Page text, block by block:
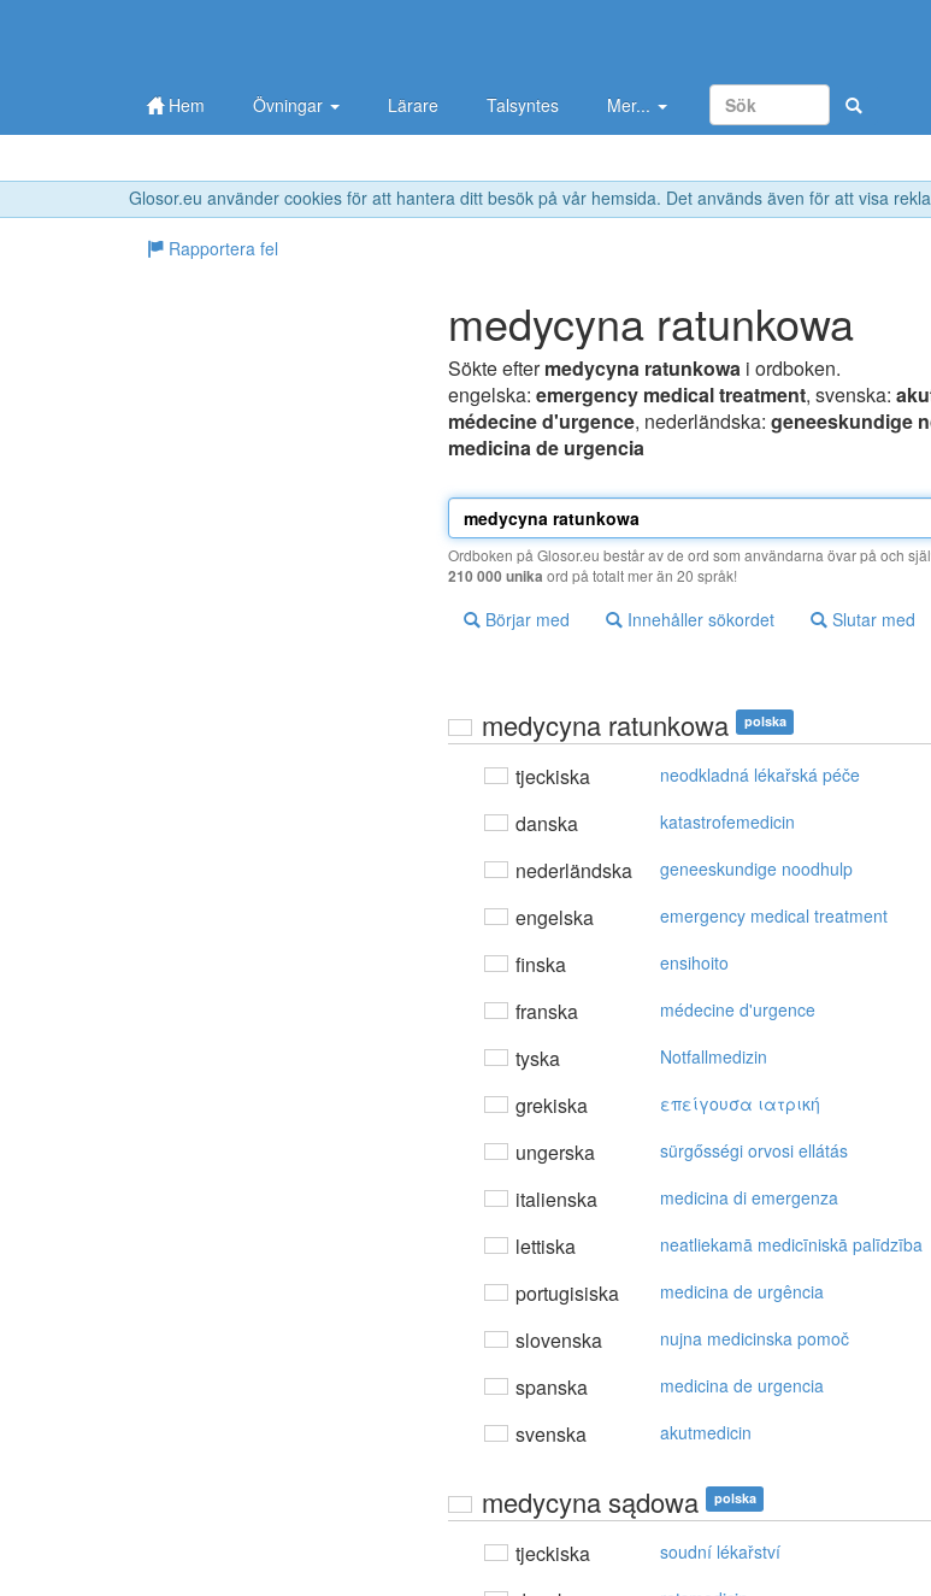
Glosor.eu använder cookies för att hantera ditt besök på vår hemsida. Det används även för att visa
Hem Övningar Lärare Talsyntes Mer...
Rapportera fel
medycyna ratunkowa
Sökte eftermedycyna ratunkowa i ordboken.
engelska: emergency medical treatment, svenska:
médecine d'urgence, nederländska: geneeskundige
medicina de urgencia
Ordboken på Glosor.eu består av de ord som användarna övar på och
210 000 unika ord på totalt mer än 20 språk!
Börjar med Innehåller sökordet Slutar med
medycyna ratunkowa polska
tjeckiska neodkladná lékařská péče
danska katastrofemedicin
nederländska geneeskundige noodhulp
engelska emergency medical treatment
finska ensihoito
franska médecine d'urgence
tyska Notfallmedizin
grekiska επείγoυσα ιατρική
ungerska sürgősségi orvosi ellátás
italienska medicina di emergenza
lettiska neatliekamā medicīniskā palīdzība
portugisiska medicina de urgência
slovenska nujna medicinska pomoč
spanska medicina de urgencia
svenska akutmedicin
medycyna sądowa polska
tjeckiska soudní lékařství